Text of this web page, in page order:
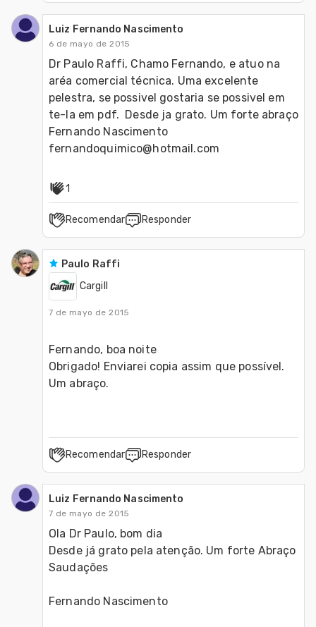
Luiz Fernando Nascimento
6 de mayo de 2015
Dr Paulo Raffi, Chamo Fernando, e atuo na
aréa comercial técnica. Uma excelente
pelestra, se possivel gostaria se possivel em
te-la em pdf.  Desde ja grato. Um forte abraço
Fernando Nascimento
fernandoquimico@hotmail.com
1
Recomendar Responder
Paulo Raffi
Cargill
7 de mayo de 2015
Fernando, boa noite
Obrigado! Enviarei copia assim que possível.
Um abraço.
Recomendar Responder
Luiz Fernando Nascimento
7 de mayo de 2015
Ola Dr Paulo, bom dia
Desde já grato pela atenção. Um forte Abraço
Saudações
Fernando Nascimento